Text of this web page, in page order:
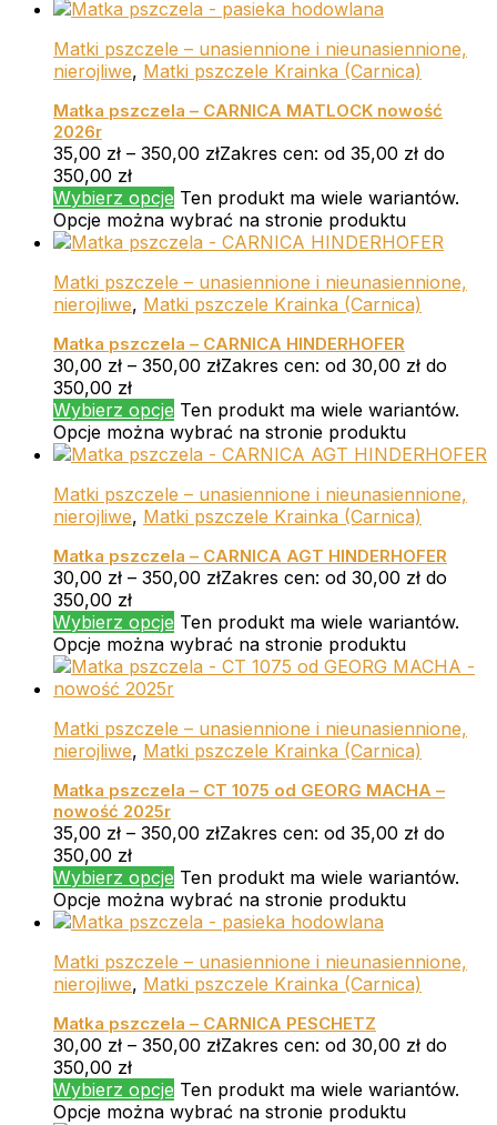
Matki pszczele – unasiennione i nieunasiennione,
nierojliwe, Matki pszczele Krainka (Carnica)
Matka pszczela – CARNICA MATLOCK nowość
2026r
35,00 zł – 350,00 złZakres cen: od 35,00 zł do
350,00 zł
Wybierz opcje Ten produkt ma wiele wariantów.
Opcje można wybrać na stronie produktu
Matki pszczele – unasiennione i nieunasiennione,
nierojliwe, Matki pszczele Krainka (Carnica)
Matka pszczela – CARNICA HINDERHOFER
30,00 zł – 350,00 złZakres cen: od 30,00 zł do
350,00 zł
Wybierz opcje Ten produkt ma wiele wariantów.
Opcje można wybrać na stronie produktu
Matki pszczele – unasiennione i nieunasiennione,
nierojliwe, Matki pszczele Krainka (Carnica)
Matka pszczela – CARNICA AGT HINDERHOFER
30,00 zł – 350,00 złZakres cen: od 30,00 zł do
350,00 zł
Wybierz opcje Ten produkt ma wiele wariantów.
Opcje można wybrać na stronie produktu
Matki pszczele – unasiennione i nieunasiennione,
nierojliwe, Matki pszczele Krainka (Carnica)
Matka pszczela – CT 1075 od GEORG MACHA –
nowość 2025r
35,00 zł – 350,00 złZakres cen: od 35,00 zł do
350,00 zł
Wybierz opcje Ten produkt ma wiele wariantów.
Opcje można wybrać na stronie produktu
Matki pszczele – unasiennione i nieunasiennione,
nierojliwe, Matki pszczele Krainka (Carnica)
Matka pszczela – CARNICA PESCHETZ
30,00 zł – 350,00 złZakres cen: od 30,00 zł do
350,00 zł
Wybierz opcje Ten produkt ma wiele wariantów.
Opcje można wybrać na stronie produktu